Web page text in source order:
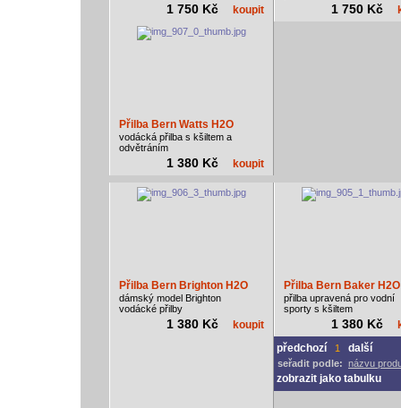
1 750 Kč koupit 1 750 Kč
Přilba Bern Watts H2O
vodácká přilba s kšiltem a
odvětráním
1 380 Kč koupit
Přilba Bern Brighton H2O
dámský model Brighton
vodácké přilby
1 380 Kč koupit
Přilba Bern Baker H2O
přilba upravená pro vodní
sporty s kšiltem
1 380 Kč
předchozí
1 další
seřadit podle: názvu
zobrazit jako tabulku